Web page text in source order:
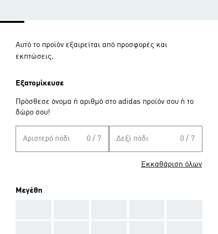
Αυτό το προϊόν εξαιρείται από προσφορές και
εκπτώσεις.
Εξατομίκευσε
Πρόσθεσε όνομα ή αριθμό στο adidas προϊόν σου ή το
δώρο σου!
Αριστερό πόδι 0 / 7 Δεξί πόδι 0 / 7
Εκκαθάριση όλων
Μεγέθη